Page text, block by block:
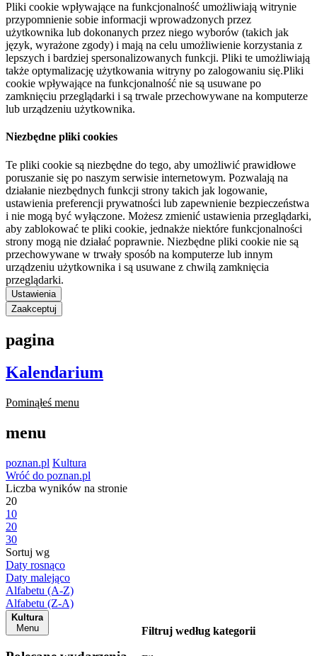
Pliki cookie wpływające na funkcjonalność umożliwiają witrynie
przypomnienie sobie informacji wprowadzonych przez
użytkownika lub dokonanych przez niego wyborów (takich jak
język, wyrażone zgody) i mają na celu umożliwienie korzystania z
lepszych i bardziej spersonalizowanych funkcji. Pliki te umożliwiają
także optymalizację użytkowania witryny po zalogowaniu się.Pliki
cookie wpływające na funkcjonalność nie są usuwane po
zamknięciu przeglądarki i są trwale przechowywane na komputerze
lub urządzeniu użytkownika.
Niezbędne pliki cookies
Te pliki cookie są niezbędne do tego, aby umożliwić prawidłowe
poruszanie się po naszym serwisie internetowym. Pozwalają na
działanie niezbędnych funkcji strony takich jak logowanie,
ustawienia preferencji prywatności lub zapewnienie bezpieczeństwa
i nie mogą być wyłączone. Możesz zmienić ustawienia przeglądarki,
aby zablokować te pliki cookie, jednakże niektóre funkcjonalności
strony mogą nie działać poprawnie. Niezbędne pliki cookie nie są
przechowywane w trwały sposób na komputerze lub innym
urządzeniu użytkownika i są usuwane z chwilą zamknięcia
przeglądarki.
Ustawienia
Zaakceptuj
pagina
Kalendarium
Pominąłeś menu
menu
poznan.pl Kultura
Wróć do poznan.pl
Liczba wyników na stronie
20
10
20
30
Sortuj wg
Daty rosnąco
Daty malejąco
Alfabetu (A-Z)
Alfabetu (Z-A)
Kultura
Menu
Filtruj według kategorii